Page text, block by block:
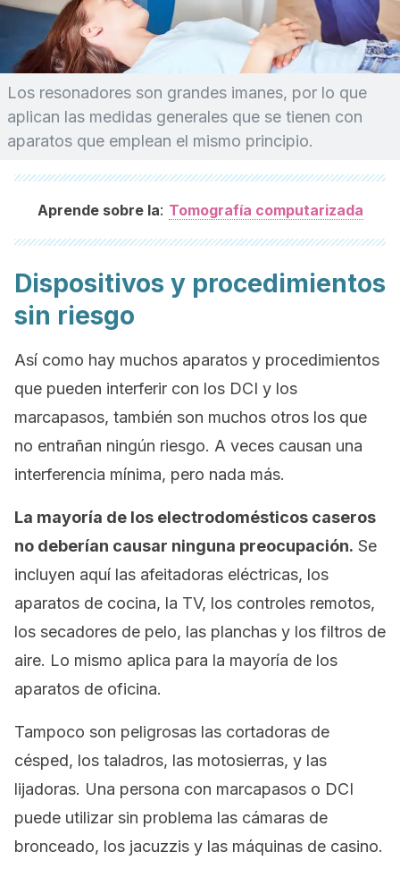
Los resonadores son grandes imanes, por lo que
aplican las medidas generales que se tienen con
aparatos que emplean el mismo principio.
Aprende sobre la: Tomografía computarizada
Dispositivos y procedimientos
sin riesgo
Así como hay muchos aparatos y procedimientos
que pueden interferir con los DCI y los
marcapasos, también son muchos otros los que
no entrañan ningún riesgo. A veces causan una
interferencia mínima, pero nada más.
La mayoría de los electrodomésticos caseros
no deberían causar ninguna preocupación. Se
incluyen aquí las afeitadoras eléctricas, los
aparatos de cocina, la TV, los controles remotos,
los secadores de pelo, las planchas y los filtros de
aire. Lo mismo aplica para la mayoría de los
aparatos de oficina.
Tampoco son peligrosas las cortadoras de
césped, los taladros, las motosierras, y las
lijadoras. Una persona con marcapasos o DCI
puede utilizar sin problema las cámaras de
bronceado, los jacuzzis y las máquinas de casino.